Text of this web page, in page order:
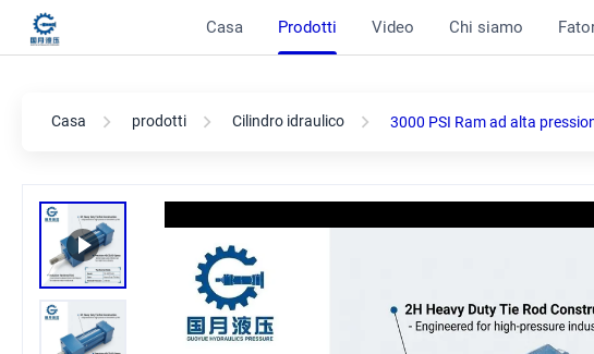
Casa Prodotti Video Chi siamo
Casa prodotti Cilindro idraulico 3000 PSI Ram ad alta